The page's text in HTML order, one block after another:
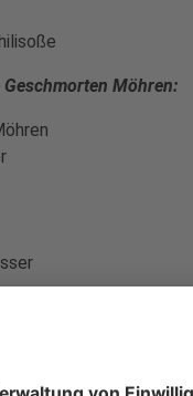
Möhren:
ihr das Essen zu: